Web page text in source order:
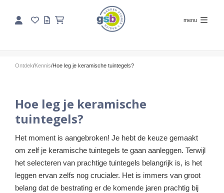
menu
Ontdek/Kennis/Hoe leg je keramische tuintegels?
Hoe leg je keramische
tuintegels?
Het moment is aangebroken! Je hebt de keuze gemaakt
om zelf je keramische tuintegels te gaan aanleggen. Terwijl
het selecteren van prachtige tuintegels belangrijk is, is het
leggen ervan zelfs nog crucialer. Het is immers van groot
belang dat de bestrating er de komende jaren prachtig bij